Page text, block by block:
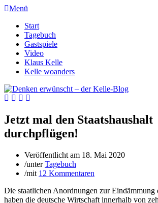
Menü
Start
Tagebuch
Gastspiele
Video
Klaus Kelle
Kelle woanders
Jetzt mal den Staatshaushalt
durchpflügen!
Veröffentlicht am 18. Mai 2020
/unterTagebuch
/mit 12 Kommentaren
Die staatlichen Anordnungen zur Eindämmung
haben die deutsche Wirtschaft innerhalb von